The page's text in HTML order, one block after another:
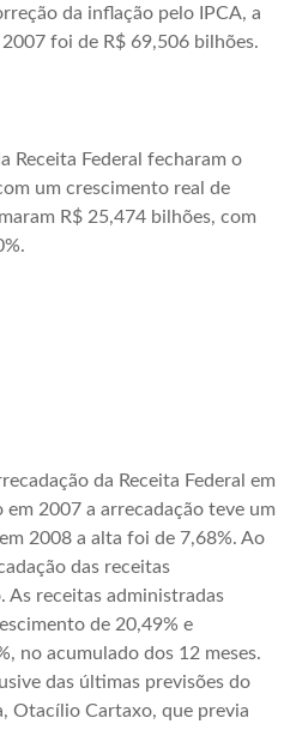
da inflação pelo IPCA, a
foi de R$ 69,506 bilhões.
Receita Federal fecharam o
um crescimento real de
R$ 25,474 bilhões, com
da Receita Federal em
2007 a arrecadação teve um
2008 a alta foi de 7,68%. Ao
das receitas
receitas administradas
de 20,49% e
no acumulado dos 12 meses.
das últimas previsões do
Otacílio Cartaxo, que previa